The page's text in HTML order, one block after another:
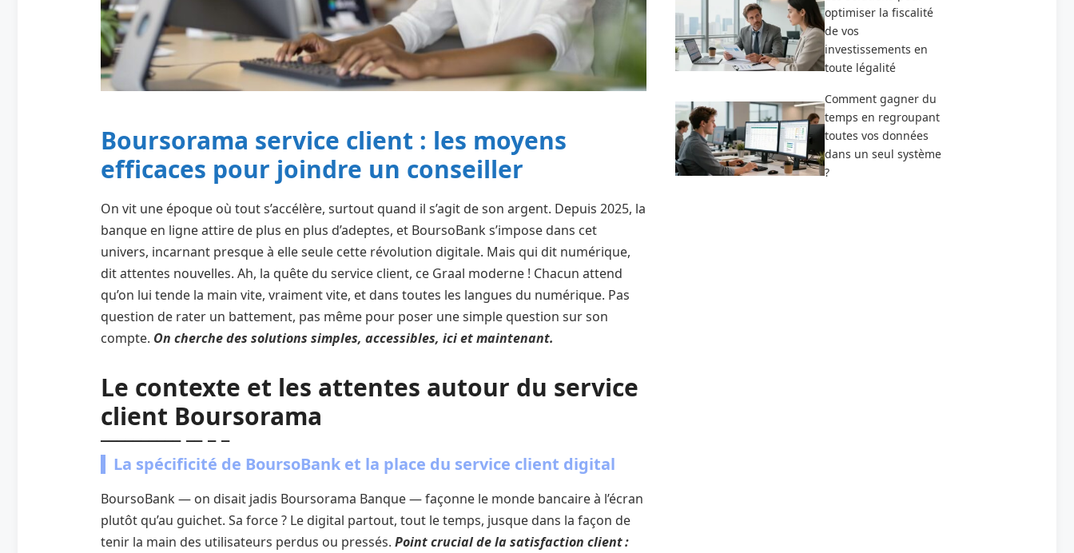
Boursorama service client : les moyens
efficaces pour joindre un conseiller
On vit une époque où tout s’accélère, surtout quand il s’agit de son argent. Depuis 2025, la
banque en ligne attire de plus en plus d’adeptes, et BoursoBank s’impose dans cet
univers, incarnant presque à elle seule cette révolution digitale. Mais qui dit numérique,
dit attentes nouvelles. Ah, la quête du service client, ce Graal moderne ! Chacun attend
qu’on lui tende la main vite, vraiment vite, et dans toutes les langues du numérique. Pas
question de rater un battement, pas même pour poser une simple question sur son
compte. On cherche des solutions simples, accessibles, ici et maintenant.
Le contexte et les attentes autour du service
client Boursorama
La spécificité de BoursoBank et la place du service client digital
BoursoBank — on disait jadis Boursorama Banque — façonne le monde bancaire à l’écran
plutôt qu’au guichet. Sa force ? Le digital partout, tout le temps, jusque dans la façon de
tenir la main des utilisateurs perdus ou pressés. Point crucial de la satisfaction client :
optimiser la fiscalité
de vos
investissements en
toute légalité
Comment gagner du
temps en regroupant
toutes vos données
dans un seul système
?